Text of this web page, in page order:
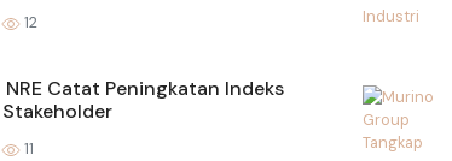
12
NRE Catat Peningkatan Indeks
11